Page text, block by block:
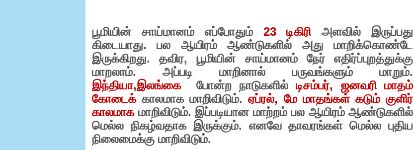
பூமியின் சாய்மானம் எப்போதும் 23டிகிரிஅளவில் இருப்பது
கிடையாது. பல ஆயிரம் ஆண்டுகளில் அது மாறிக்கொண்டே
இருக்கிறது. தவிர,பூமியின் சாய்மானம் நேர் எதிர்ப்புறத்துக்கு
மாறலாம். அப்படி மாறினால் பருவங்களும் மாறும்.
இந்தியா,இலங்கை போன்ற நாடுகளில்டிசம்பர், ஜனவரி மாதம்
கோடைக்காலமாக மாறிவிடும்.ஏப்ரல், மே மாதங்கள் கடும் குளிர்
காலமாக மாறிவிடும். இப்படியான மாற்றம் பல ஆயிரம் ஆண்டுகளில்
மெல்ல நிகழ்வதாக இருக்கும். எனவே தாவரங்கள் மெல்ல புதிய
நிலைமைக்கு மாறிவிடும்.